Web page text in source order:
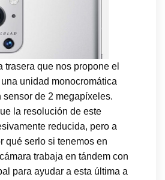
trasera que nos propone el
unidad monocromática
sensor de 2 megapíxeles.
la resolución de este
reducida, pero a
qué serlo si tenemos en
trabaja en tándem con
para ayudar a esta última a